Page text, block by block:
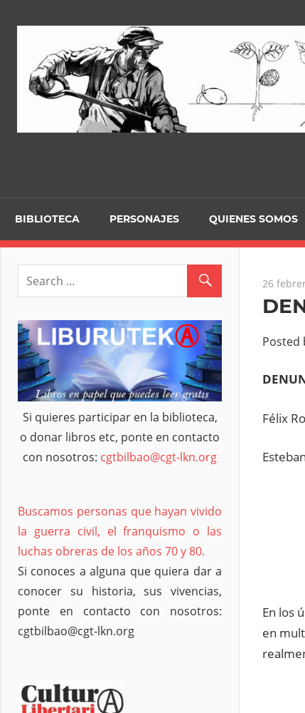
BIBLIOTECA PERSONAJES QUIENES SOMOS
26
Posted
Félix
En los
en
Si quieres participar en la biblioteca,
o donar libros etc, ponte en contacto
con nosotros: cgtbilbao@cgt-lkn.org
Buscamos personas que hayan vivido
la guerra civil, el franquismo o las
luchas obreras de los años 70 y 80.
Si conoces a alguna que quiera dar a
conocer su historia, sus vivencias,
ponte en contacto con nosotros:
cgtbilbao@cgt-lkn.org